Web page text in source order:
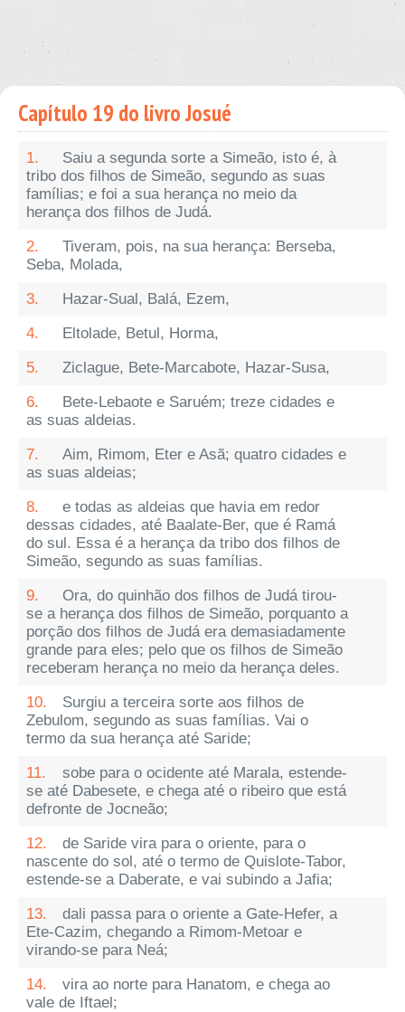
Capítulo 19 do livro Josué
1.
Saiu a segunda sorte a Simeão, isto é, à
tribo dos filhos de Simeão, segundo as suas
famílias; e foi a sua herança no meio da
herança dos filhos de Judá.
2.
Tiveram, pois, na sua herança: Berseba,
Seba, Molada,
3.
Hazar-Sual, Balá, Ezem,
4.
Eltolade, Betul, Horma,
5.
Ziclague, Bete-Marcabote, Hazar-Susa,
6.
Bete-Lebaote e Saruém; treze cidades e
as suas aldeias.
7.
Aim, Rimom, Eter e Asã; quatro cidades e
as suas aldeias;
8.
e todas as aldeias que havia em redor
dessas cidades, até Baalate-Ber, que é Ramá
do sul. Essa é a herança da tribo dos filhos de
Simeão, segundo as suas famílias.
9.
Ora, do quinhão dos filhos de Judá tirou-
se a herança dos filhos de Simeão, porquanto a
porção dos filhos de Judá era demasiadamente
grande para eles; pelo que os filhos de Simeão
receberam herança no meio da herança deles.
10.
Surgiu a terceira sorte aos filhos de
Zebulom, segundo as suas famílias. Vai o
termo da sua herança até Saride;
11.
sobe para o ocidente até Marala, estende-
se até Dabesete, e chega até o ribeiro que está
defronte de Jocneão;
12.
de Saride vira para o oriente, para o
nascente do sol, até o termo de Quislote-Tabor,
estende-se a Daberate, e vai subindo a Jafia;
13.
dali passa para o oriente a Gate-Hefer, a
Ete-Cazim, chegando a Rimom-Metoar e
virando-se para Neá;
14.
vira ao norte para Hanatom, e chega ao
vale de Iftael;